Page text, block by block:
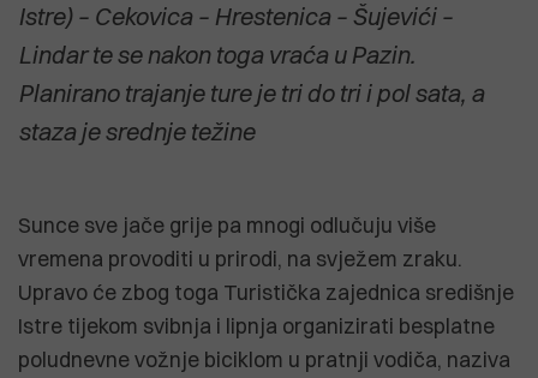
Istre) – Cekovica – Hrestenica – Šujevići –
Lindar te se nakon toga vraća u Pazin.
Planirano trajanje ture je tri do tri i pol sata, a
staza je srednje težine
Sunce sve jače grije pa mnogi odlučuju više
vremena provoditi u prirodi, na svježem zraku.
Upravo će zbog toga Turistička zajednica središnje
Istre tijekom svibnja i lipnja organizirati besplatne
poludnevne vožnje biciklom u pratnji vodiča, naziva